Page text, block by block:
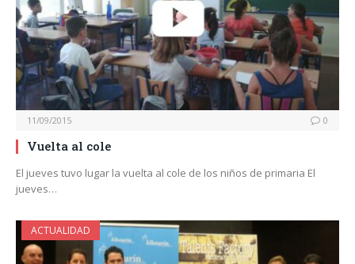
11/09/2015 0
Vuelta al cole
El jueves tuvo lugar la vuelta al cole de los niños de primaria El
jueves…
ACTUALIDAD